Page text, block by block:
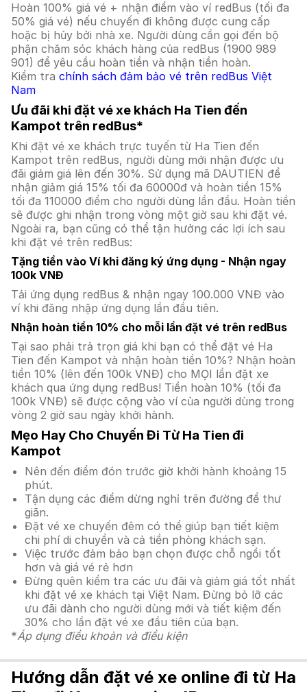
Hoàn 100% giá vé + nhận điểm vào ví redBus (tối đa
50% giá vé) nếu chuyến đi không được cung cấp
hoặc bị hủy bởi nhà xe. Người dùng cần gọi đến bộ
phận chăm sóc khách hàng của redBus (1900 989
901) để yêu cầu hoàn tiền và nhận tiền hoàn.
Kiểm tra chính sách đảm bảo vé trên redBus Việt
Nam
Ưu đãi khi đặt vé xe khách Ha Tien đến
Kampot trên redBus*
Khi đặt vé xe khách trực tuyến từ Ha Tien đến
Kampot trên redBus, người dùng mới nhận được ưu
đãi giảm giá lên đến 30%. Sử dụng mã DAUTIEN để
nhận giảm giá 15% tối đa 60000đ và hoàn tiền 15%
tối đa 110000 điểm cho người dùng lần đầu. Hoàn tiền
sẽ được ghi nhận trong vòng một giờ sau khi đặt vé.
Ngoài ra, bạn cũng có thể tận hưởng các lợi ích sau
khi đặt vé trên redBus:
Tặng tiền vào Ví khi đăng ký ứng dụng - Nhận ngay
100k VNĐ
Tải ứng dụng redBus & nhận ngay 100.000 VNĐ vào
ví khi đăng nhập ứng dụng lần đầu tiên.
Nhận hoàn tiền 10% cho mỗi lần đặt vé trên redBus
Tại sao phải trả trọn giá khi bạn có thể đặt vé Ha
Tien đến Kampot và nhận hoàn tiền 10%? Nhận hoàn
tiền 10% (lên đến 100k VNĐ) cho MỌI lần đặt xe
khách qua ứng dụng redBus! Tiền hoàn 10% (tối đa
100k VNĐ) sẽ được cộng vào ví của người dùng trong
vòng 2 giờ sau ngày khởi hành.
Mẹo Hay Cho Chuyến Đi Từ Ha Tien đi
Kampot
Nên đến điểm đón trước giờ khởi hành khoảng 15
phút.
Tận dụng các điểm dừng nghỉ trên đường để thư
giãn.
Đặt vé xe chuyến đêm có thể giúp bạn tiết kiệm
chi phí di chuyển và cả tiền phòng khách sạn.
Việc trước đảm bảo bạn chọn được chỗ ngồi tốt
hơn và giá vé rẻ hơn
Đừng quên kiểm tra các ưu đãi và giảm giá tốt nhất
khi đặt vé xe khách tại Việt Nam. Đừng bỏ lỡ các
ưu đãi dành cho người dùng mới và tiết kiệm đến
30% cho lần đặt vé xe đầu tiên của bạn.
*Áp dụng điều khoản và điều kiện
Hướng dẫn đặt vé xe online đi từ Ha